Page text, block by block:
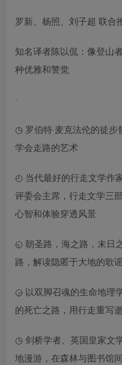
罗新、杨照、刘子超 联合
知名译者陈以侃：像登山
种优雅和警觉
·
◷ 罗伯特·麦克法伦的徒
学会走路的艺术
◴ 当代最好的行走文学作
评委会主席，行走文学三
心智和体验穿透风景
◵ 朝圣路，海之路，末日
路，解读隐匿于大地的歌
◶ 以双脚召魂的生命地理
的死亡之路，用行走重写
◷ 剑桥学者、英国皇家文
地漫游，在森林与图书馆